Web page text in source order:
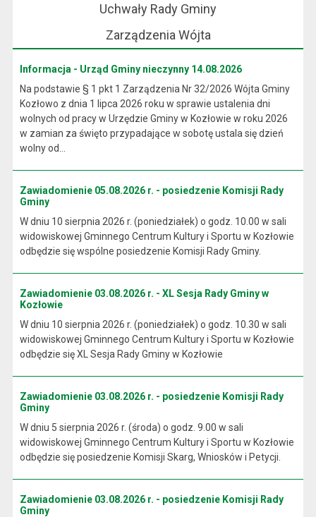
Uchwały Rady Gminy
Zarządzenia Wójta
Informacja - Urząd Gminy nieczynny 14.08.2026
Na podstawie § 1 pkt 1 Zarządzenia Nr 32/2026 Wójta Gminy
Kozłowo z dnia 1 lipca 2026 roku w sprawie ustalenia dni
wolnych od pracy w Urzędzie Gminy w Kozłowie w roku 2026
w zamian za święto przypadające w sobotę ustala się dzień
wolny od...
Zawiadomienie 05.08.2026 r. - posiedzenie Komisji Rady
Gminy
W dniu 10 sierpnia 2026 r. (poniedziałek) o godz. 10.00 w sali
widowiskowej Gminnego Centrum Kultury i Sportu w Kozłowie
odbędzie się wspólne posiedzenie Komisji Rady Gminy.
Zawiadomienie 03.08.2026 r. - XL Sesja Rady Gminy w
Kozłowie
W dniu 10 sierpnia 2026 r. (poniedziałek) o godz. 10.30 w sali
widowiskowej Gminnego Centrum Kultury i Sportu w Kozłowie
odbędzie się XL Sesja Rady Gminy w Kozłowie
Zawiadomienie 03.08.2026 r. - posiedzenie Komisji Rady
Gminy
W dniu 5 sierpnia 2026 r. (środa) o godz. 9.00 w sali
widowiskowej Gminnego Centrum Kultury i Sportu w Kozłowie
odbędzie się posiedzenie Komisji Skarg, Wniosków i Petycji.
Zawiadomienie 03.08.2026 r. - posiedzenie Komisji Rady
Gminy